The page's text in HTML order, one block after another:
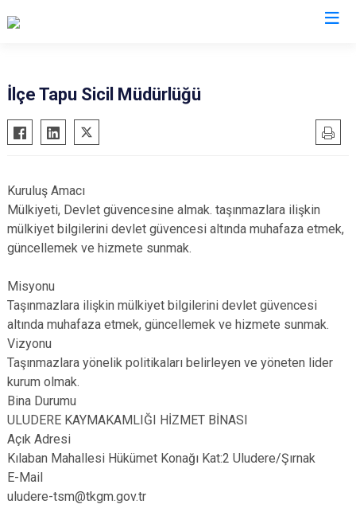
Beytüşşebap
Cizre
İdil
Silopi
Uludere
İlçe Tapu Sicil Müdürlüğü
Kuruluş Amacı
Mülkiyeti, Devlet güvencesine almak. taşınmazlara ilişkin
mülkiyet bilgilerini devlet güvencesi altında muhafaza etmek,
güncellemek ve hizmete sunmak.
Misyonu
Taşınmazlara ilişkin mülkiyet bilgilerini devlet güvencesi
altında muhafaza etmek, güncellemek ve hizmete sunmak.
Vizyonu
Taşınmazlara yönelik politikaları belirleyen ve yöneten lider
kurum olmak.
Bina Durumu
ULUDERE KAYMAKAMLIĞI HİZMET BİNASI
Açık Adresi
Kılaban Mahallesi Hükümet Konağı Kat:2 Uludere/Şırnak
E-Mail
uludere-tsm@tkgm.gov.tr